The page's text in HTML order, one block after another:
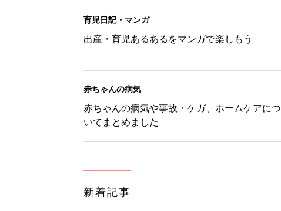
育児日記・マンガ
出産・育児あるあるをマンガで楽しもう
赤ちゃんの病気
赤ちゃんの病気や事故・ケガ、ホームケアにつ
いてまとめました
新着記事